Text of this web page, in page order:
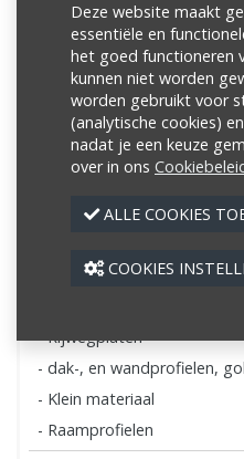
Sector
Landbouw
Bouw
- Beugels &
- Poutrellen/ balken
- Betonijzer
- Rijwegplaten
- dak-, en wandprofielen,
- Klein materiaal
- Raamprofielen
Deze website maakt
essentiële en
het goed functioneren
kunnen niet worden
worden gebruikt voor
(analytische cookies)
nadat je een keuze
over in ons
ALLE COOKIES
COOKIES